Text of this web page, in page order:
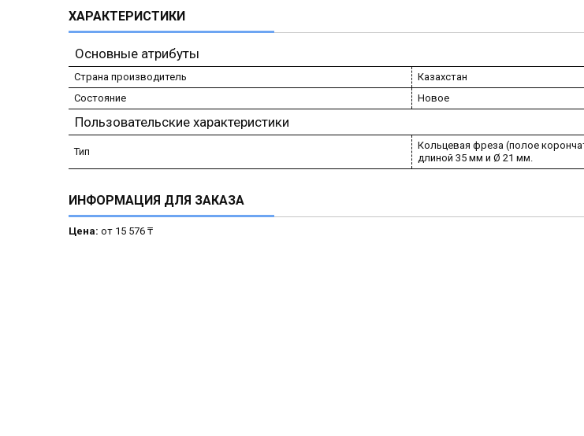
ХАРАКТЕРИСТИКИ
Основные атрибуты
Страна производитель
Казахстан
Состояние
Новое
Пользовательские характеристики
Тип
Кольцевая фреза (полое
длиной 35 мм и Ø 21 мм.
ИНФОРМАЦИЯ ДЛЯ ЗАКАЗА
Цена: от 15 576 ₸